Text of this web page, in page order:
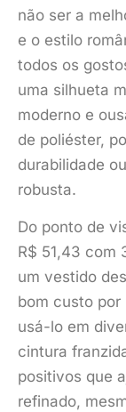
não ser a
e o estilo
todos os
uma silhueta
moderno e
de poliéster,
durabilidade
robusta.
Do ponto de
R$ 51,43 com
um vestido
bom custo
usá-lo em
cintura
positivos que
refinado,